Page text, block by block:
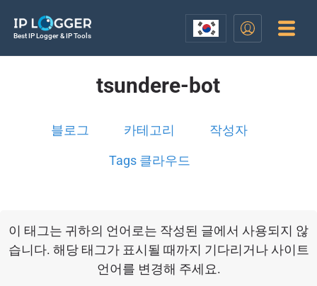
Best IP Logger & IP Tools
tsundere-bot
블로그 카테고리 작성자
Tags 클라우드